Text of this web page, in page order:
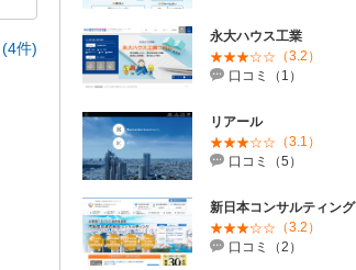
件)
永大ハウス工業
（3.2）
口コミ（1）
リアール
（3.1）
口コミ（5）
新日本コンサルティング
（3.2）
口コミ（2）